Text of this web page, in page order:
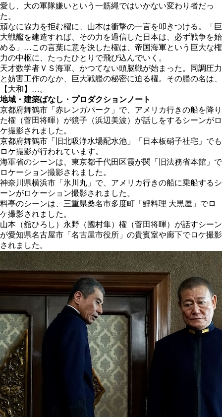
愛し、大の軍隊嫌いという一筋縄ではいかない変わり者だっ
た。
頑なに協力を拒む櫂に、山本は衝撃の一言を叩きつける。「巨
大戦艦を建造すれば、その力を過信した日本は、必ず戦争を始
める」…この言葉に意を決した櫂は、帝国海軍という巨大な権
力の中枢に、たったひとりで飛び込んでいく。
天才数学者ＶＳ海軍、かつてない頭脳戦が始まった。同調圧力
と妨害工作のなか、巨大戦艦の秘密に迫る櫂。その艦の名は、
【大和】…。
地域・建築ばなし・プロダクションノート
京都府舞鶴市「赤レンガパーク」で、アメリカ行きの船を降り
た櫂（菅田将暉）が鏡子（浜辺美波）が話しをするシーンがロ
ケ撮影されました。
京都府舞鶴市「旧北吸浄水場配水池」「日本板硝子社宅」でも
ロケ撮影が行われています。
海軍省のシーンは、東京都千代田区霞が関「旧法務省本館」で
ロケーション撮影されました。
神奈川県横浜市「氷川丸」で、アメリカ行きの船に乗船するシ
ーンがロケーション撮影されました。
料亭のシーンは、三重県桑名市多度町「鯉料理 大黒屋」でロ
ケ撮影されました。
山本（舘ひろし）永野（國村隼）櫂（菅田将暉）が話すシーン
が愛知県名古屋市「名古屋市役所」の貴賓室や廊下でロケ撮影
されました。